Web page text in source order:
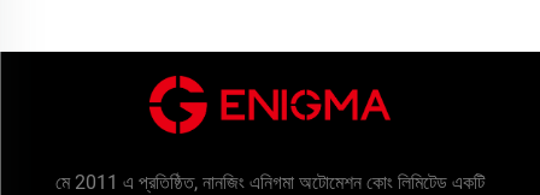
মে 2011 এ প্রতিষ্ঠিত, নানজিং এনিগমা অটোমেশন কোং লিমিটেড একটি